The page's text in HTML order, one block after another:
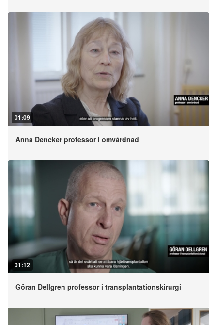
01:09
Anna Dencker professor i omvårdnad
01:12
Göran Dellgren professor i transplantationskirurgi